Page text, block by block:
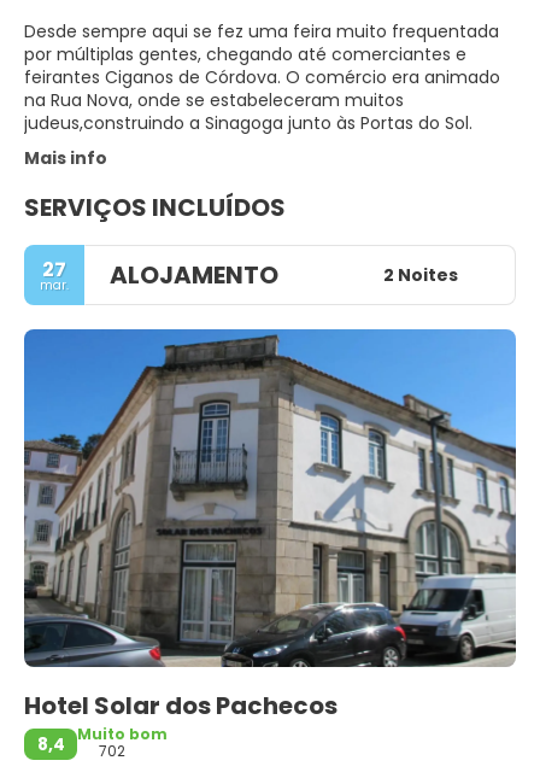
Desde sempre aqui se fez uma feira muito frequentada
por múltiplas gentes, chegando até comerciantes e
feirantes Ciganos de Córdova. O comércio era animado
na Rua Nova, onde se estabeleceram muitos
judeus,construindo a Sinagoga junto às Portas do Sol.
Mais info
SERVIÇOS INCLUÍDOS
27
mar. ALOJAMENTO 2 Noites
Hotel Solar dos Pachecos
8,4
Muito bom
702